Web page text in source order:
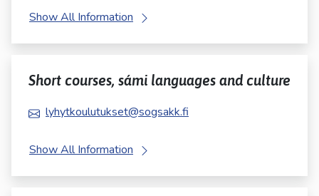
Show All Information
Short courses, sámi languages and culture
lyhytkoulutukset@sogsakk.fi
Show All Information